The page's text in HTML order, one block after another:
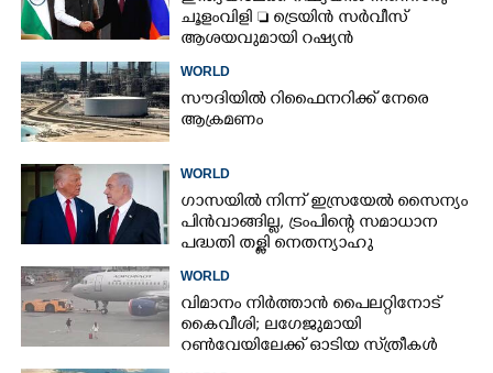
ചൂളംവിളി  ട്രെയിൻ സർവീസ്
ആശയവുമായി റഷ്യൻ
WORLD
സൗദിയിൽ റിഫൈനറിക്ക് നേരെ
ആക്രമണം
WORLD
ഗാസയിൽ നിന്ന് ഇസ്രയേൽ സൈന്യം
പിൻവാങ്ങില്ല, ട്രംപിന്റെ സമാധാന
പദ്ധതി തള്ളി നെതന്യാഹു
WORLD
വിമാനം നിർത്താൻ പൈലറ്റിനോട്
കൈവീശി; ലഗേജുമായി
റൺവേയിലേക്ക് ഓടിയ സ്‌ത്രീകൾ